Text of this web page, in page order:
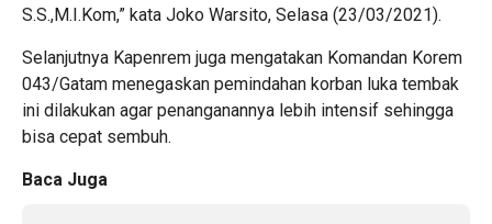
S.S.,M.I.Kom,” kata Joko Warsito, Selasa (23/03/2021).
Selanjutnya Kapenrem juga mengatakan Komandan Korem
043/Gatam menegaskan pemindahan korban luka tembak
ini dilakukan agar penanganannya lebih intensif sehingga
bisa cepat sembuh.
Baca Juga